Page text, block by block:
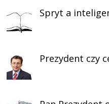
Spryt a
Prezydent czy